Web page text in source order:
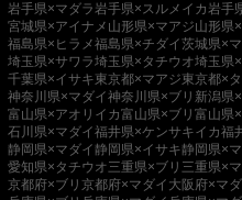
岩手県×マダラ岩手県×スルメイカ岩手
宮城県×アイナメ 山形県×マアジ山形県
福島県×ヒラメ福島県×チダイ茨城県×
埼玉県×サワラ埼玉県×タチウオ埼玉県
千葉県×イサキ東京都×マアジ東京都×
神奈川県×マダイ神奈川県×ブリ 新潟県
富山県×アオリイカ富山県×ブリ 富山県
石川県×マダイ福井県×ケンサキイカ福
静岡県×マダイ 静岡県×イサキ静岡県×
愛知県×タチウオ三重県×ブリ 三重県×
京都府×ブリ 京都府×マダイ 大阪府×マ